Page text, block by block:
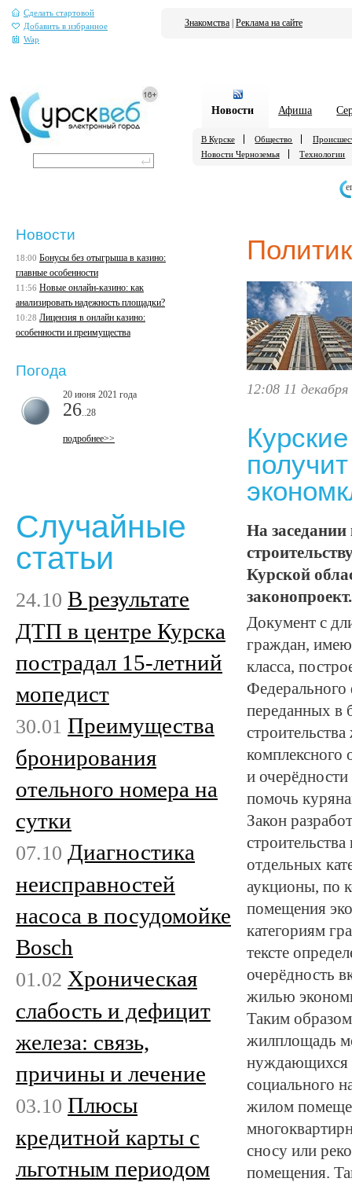
Сделать стартовой
Добавить в избранное
Wap
Знакомства Реклама на сайте
Новости Афиша
В Курске Общество
Новости Черноземья
Технологии
12:08 11 декабря
На
Курской
законопроект.
Документ с
граждан,
класса,
Федерального
переданных в
комплексного
и
помочь
Закон
отдельных
аукционы, по
помещения
категориям
тексте
очерёдность
жилью
Таким
жилплощадь
нуждающихся
социального
жилом
сносу или
помещения.
Новости
18:00 Бонусы без отыгрыша в казино:
главные особенности
11:56 Новые онлайн-казино: как
анализировать надежность площадки?
10:28 Лицензия в онлайн казино:
особенности и преимущества
Погода
20 июня 2021 года
26 ..28
подробнее>>
Случайные
статьи
24.10 В результате
ДТП в центре Курска
пострадал 15-летний
мопедист
30.01 Преимущества
бронирования
отельного номера на
сутки
07.10 Диагностика
неисправностей
насоса в посудомойке
Bosch
01.02 Хроническая
слабость и дефицит
железа: связь,
причины и лечение
03.10 Плюсы
кредитной карты с
льготным периодом